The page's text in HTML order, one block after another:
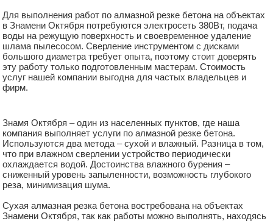
Для выполнения работ по алмазной резке бетона на объектах
в Знамени Октября потребуются электросеть 380Вт, подача
воды на режущую поверхность и своевременное удаление
шлама пылесосом. Сверление инструментом с дисками
большого диаметра требует опыта, поэтому стоит доверять
эту работу только подготовленным мастерам. Стоимость
услуг нашей компании выгодна для частых владельцев и
фирм.
Знамя Октября – один из населенных пунктов, где наша
компания выполняет услуги по алмазной резке бетона.
Используются два метода – сухой и влажный. Разница в том,
что при влажном сверлении устройство периодически
охлаждается водой. Достоинства влажного бурения –
сниженный уровень запыленности, возможность глубокого
реза, минимизация шума.
Сухая алмазная резка бетона востребована на объектах
Знамени Октября, так как работы можно выполнять, находясь